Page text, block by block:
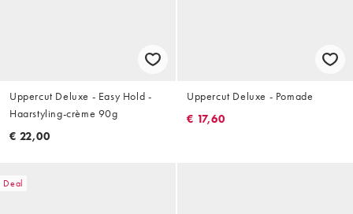
Uppercut Deluxe - Easy Hold -
Haarstyling-crème 90g
€ 22,00
Uppercut Deluxe - Pomade
€ 17,60
Deal